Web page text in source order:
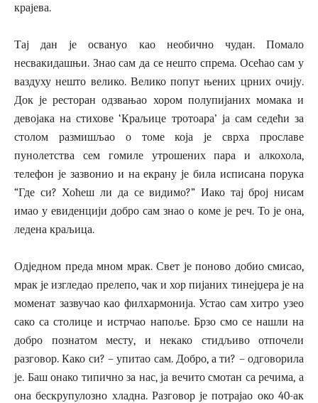
крајева.
Тај дан је освануо као необично чудан. Помало
несвакидашњи. Знао сам да се нешто спрема. Осећао сам у
ваздуху нешто велико. Велико попут њених црних очију.
Док је ресторан одзвањао хором полупијаних момака и
девојака на стихове ‘Краљице тротоара’ ја сам седећи за
столом размишљао о томе која је сврха прославе
пунолетства сем гомиле утрошених пара и алкохола,
телефон је зазвонио и на екрану је била исписана порука
“Где си? Хоћеш ли да се видимо?” Иако тај број нисам
имао у евиденцији добро сам знао о коме је реч. То је она,
ледена краљица.
Одједном преда мном мрак. Свет је поново добио смисао,
мрак је изгледао прелепо, чак и хор пијаних тинејџера је на
моменат зазвучао као филхармонија. Устао сам хитро узео
сако са столице и истрчао напоље. Брзо смо се нашли на
добро познатом месту, и некако стидљиво отпочели
разговор. Како си? – упитао сам. Добро, а ти? – одговорила
је. Баш онако типично за нас, ја вечито смотан са речима, а
она бескрупулозно хладна. Разговор је потрајао око 40-ак